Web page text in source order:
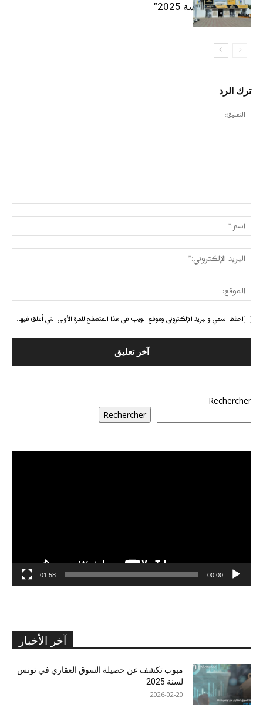
“إنترتكس سوسة 2025”
ترك الرد
احفظ اسمي والبريد الإلكتروني وموقع الويب في هذا المتصفح للمرة الأولى التي أعلق فيها.
Rechercher
Rechercher
00:00
01:58
آخر الأخبار
مبوب تكشف عن حصيلة السوق العقاري في تونس
لسنة 2025
2026-02-20